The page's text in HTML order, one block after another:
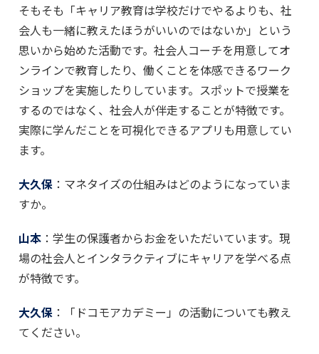
そもそも「キャリア教育は学校だけでやるよりも、社
会人も一緒に教えたほうがいいのではないか」という
思いから始めた活動です。社会人コーチを用意してオ
ンラインで教育したり、働くことを体感できるワーク
ショップを実施したりしています。スポットで授業を
するのではなく、社会人が伴走することが特徴です。
実際に学んだことを可視化できるアプリも用意してい
ます。
大久保 ：マネタイズの仕組みはどのようになっていま
すか。
山本 ：学生の保護者からお金をいただいています。現
場の社会人とインタラクティブにキャリアを学べる点
が特徴です。
大久保 ：「ドコモアカデミー」の活動についても教え
てください。